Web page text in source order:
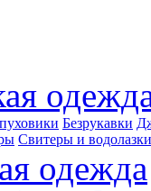
Безрукавки
Свитеры и водолазки
одежда